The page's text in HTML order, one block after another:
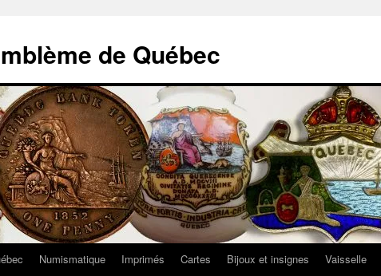
de Québec
Numismatique Imprimés Cartes Bijoux et insignes Vaisselle